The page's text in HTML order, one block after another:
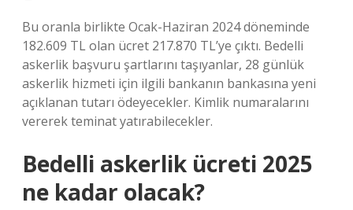
Bu oranla birlikte Ocak-Haziran 2024 döneminde
182.609 TL olan ücret 217.870 TL’ye çıktı. Bedelli
askerlik başvuru şartlarını taşıyanlar, 28 günlük
askerlik hizmeti için ilgili bankanın bankasına yeni
açıklanan tutarı ödeyecekler. Kimlik numaralarını
vererek teminat yatırabilecekler.
Bedelli askerlik ücreti 2025
ne kadar olacak?